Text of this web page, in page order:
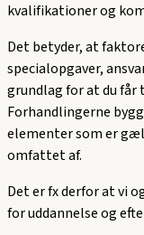
kvalifikationer og
Det betyder, at
specialopgaver,
grundlag for at du
Forhandlingerne
elementer som er
omfattet af.
Det er fx derfor at vi
for uddannelse og